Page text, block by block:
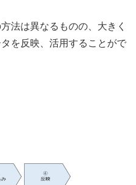
法は異なるものの、大きく
を反映、活用することがで